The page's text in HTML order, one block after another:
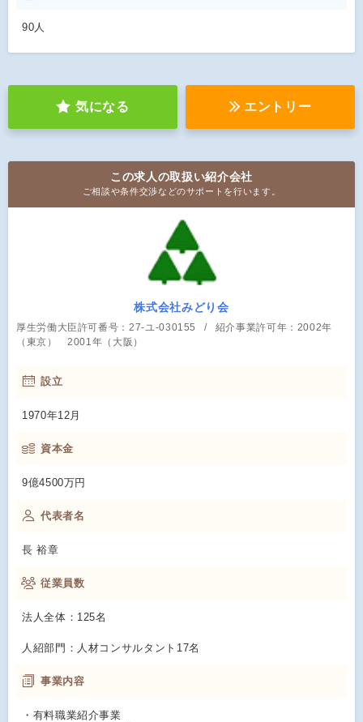
90人
気になる エントリー
この求人の取扱い紹介会社
ご相談や条件交渉などのサポートを行います。
株式会社みどり会
厚生労働大臣許可番号：27-ユ-030155
紹介事業許可年：2002年
（東京） 2001年（大阪）
設立
1970年12月
資本金
9億4500万円
代表者名
長 裕章
従業員数
法人全体：125名
人紹部門：人材コンサルタント17名
事業内容
・有料職業紹介事業